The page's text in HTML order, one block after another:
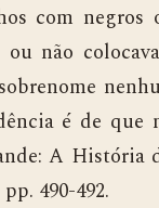
com negros
ou não
é de
A História
490-492.